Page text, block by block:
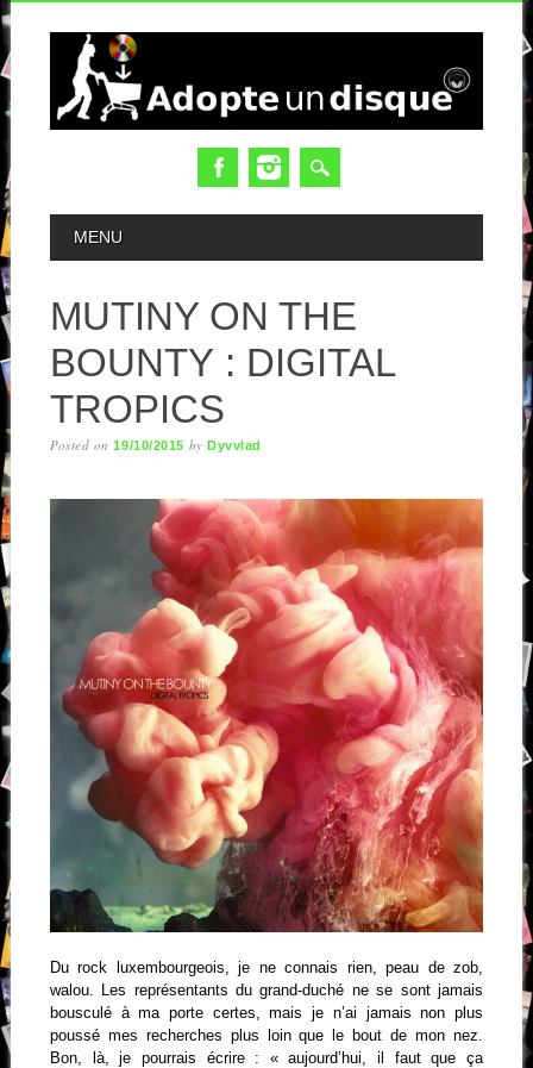
MAIN MENU
MENU
MUTINY ON THE
BOUNTY : DIGITAL
TROPICS
Posted on19/10/2015 byDyvvlad
Du rock luxembourgeois, je ne connais rien, peau de zob,
walou. Les représentants du grand-duché ne se sont jamais
bousculé à ma porte certes, mais je n’ai jamais non plus
poussé mes recherches plus loin que le bout de mon nez.
Bon, là, je pourrais écrire : « aujourd’hui, il faut que ça